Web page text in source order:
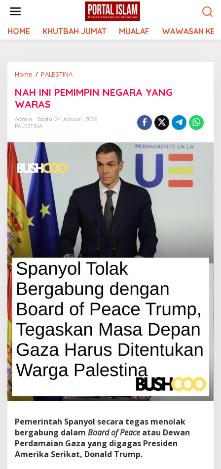
HOME KHUTBAH JUMAT MUALAF WAWASAN
Home / PALESTINANAH
PEMIMPIN
WARAS
NAH INI PEMIMPIN NEGARA YANG
WARAS
Admin
Sabtu, 24 Januari, 2026
PALESTINA
Pemerintah Spanyol secara tegas menolak
bergabung dalam Board of Peace atau Dewan
Perdamaian Gaza yang digagas Presiden
Amerika Serikat, Donald Trump.